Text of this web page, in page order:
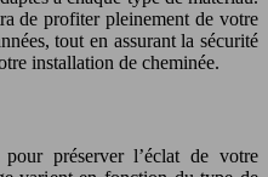
de profiter pleinement de votre
tout en assurant la sécurité
installation de cheminée.
préserver l’éclat de votre